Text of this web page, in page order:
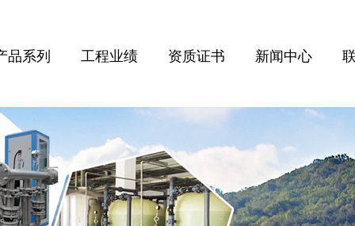
品系列 工程业绩 资质证书 新闻中心